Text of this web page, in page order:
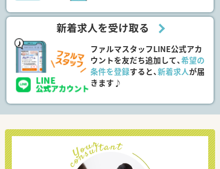
新着求人を受け取る
ファルマスタッフLINE公式アカ
ウントを友だち追加して、希望の
条件を登録すると、新着求人が届
きます♪